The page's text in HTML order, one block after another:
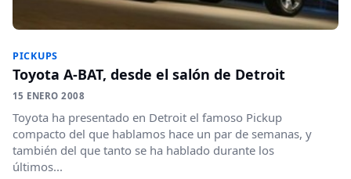
PICKUPS
Toyota A-BAT, desde el salón de Detroit
15 ENERO 2008
Toyota ha presentado en Detroit el famoso Pickup
compacto del que hablamos hace un par de semanas, y
también del que tanto se ha hablado durante los
últimos...